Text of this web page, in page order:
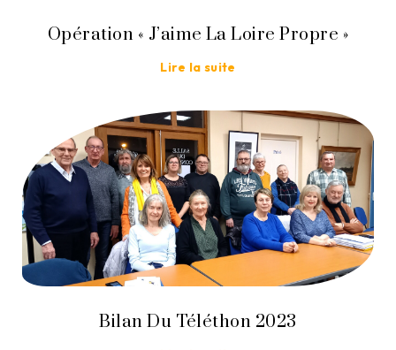
Opération « J’aime La Loire Propre »
Lire la suite
Bilan Du Téléthon 2023